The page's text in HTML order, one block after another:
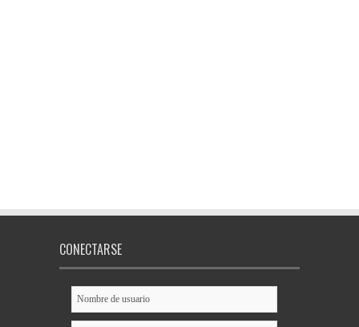
CONECTARSE